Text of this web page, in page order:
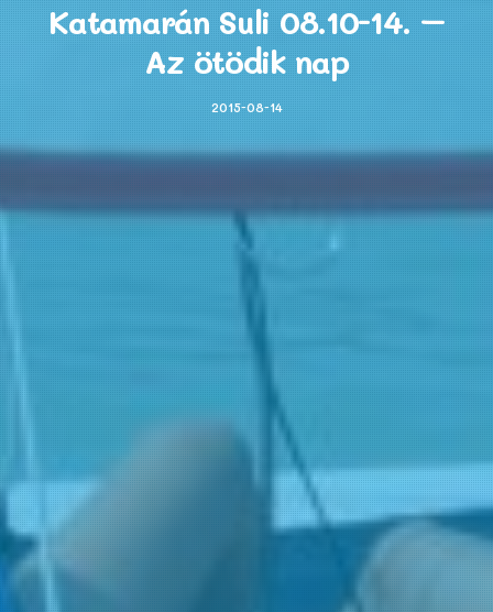
Katamarán Suli 08.10-14. –
Az ötödik nap
2015-08-14